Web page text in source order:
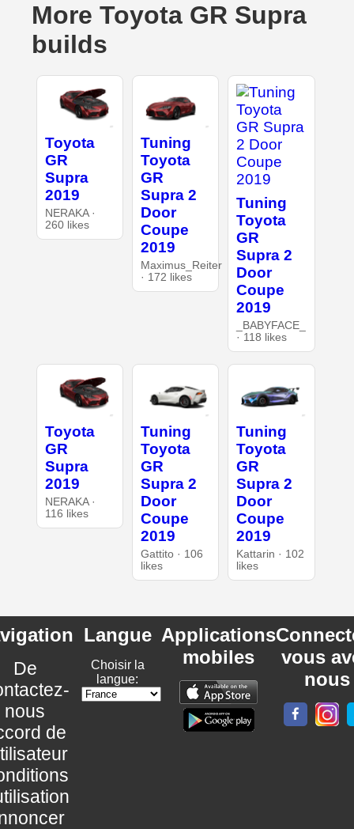
More Toyota GR Supra
builds
Toyota
GR
Supra
2019
NERAKA ·
260 likes
Tuning
Toyota
GR
Supra 2
Door
Coupe
2019
Maximus_Reiter
· 172 likes
Tuning
Toyota
GR
Supra 2
Door
Coupe
2019
_BABYFACE_
· 118 likes
Toyota
GR
Supra
2019
NERAKA ·
116 likes
Tuning
Toyota
GR
Supra 2
Door
Coupe
2019
Gattito · 106
likes
Tuning
Toyota
GR
Supra 2
Door
Coupe
2019
Kattarin · 102
likes
De
nous
de
Langue
Choisir la
langue:
Applications
mobiles
vous
nous